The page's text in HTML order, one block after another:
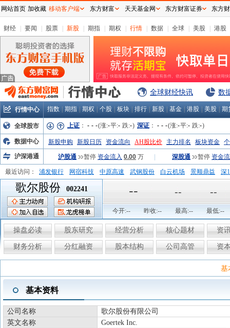
财经 要闻 股票 新股 期指 期权 行情 数据 全球 美股 港股
全球财经快讯 数
行情中心 指数 期指 期权 个股 板块 排行 新股 基金 港股 美股 期
全球股市 上证 ： - - -(涨:-平:- 跌:-) 深证 ： - - -(涨:-平:- 跌:-)
数据中心 新股申购 新股日历 资金流向 AH股比价 主力排名 板块资金
沪深港通
沪股通 暂停 资金流入 0.00 万 深股通 暂停 资金
最近访问： 浦发银行 网宿科技 中原高速 武钢股份 白云机场 景顺鼎益
深
弘业股份
富临运业
歌尔股份 002241 -- -- --
今开:-- 昨收:-- 最高:-- 最低:--
操盘必读 股东研究 经营分析 核心题材 资
财务分析 分红融资 股本结构 公司高管 资
基
基本资料
公司名称
歌尔股份有限公司
英文名称
Goertek Inc.
网站首页 加收藏 移动客户端 东方财富 天天基金网 东方财富证券 东方